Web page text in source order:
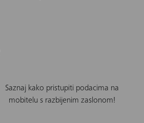
Saznaj kako pristupiti podacima na
mobitelu s razbijenim zaslonom!